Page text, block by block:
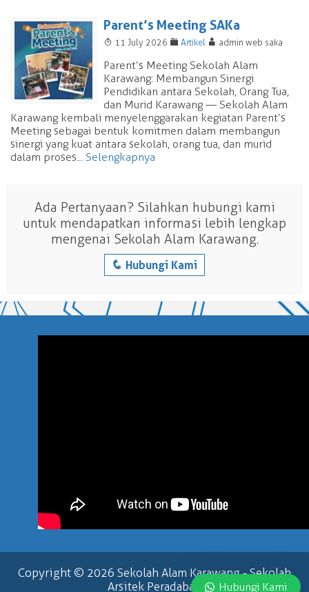
Parent’s Meeting SAKa
T 11 July 2026 F Artikel A admin web saka
Parent’s Meeting Sekolah Alam
Karawang: Membangun Sinergi
Pendidikan antara Sekolah, Orang Tua,
dan Murid Karawang — Sekolah Alam
Karawang kembali menyelenggarakan kegiatan Parent’s
Meeting sebagai bentuk komitmen dalam membangun
sinergi yang kuat antara sekolah, orang tua, dan murid
dalam proses... Selengkapnya
Ada Pertanyaan? Silahkan hubungi kami
untuk mendapatkan informasi lebih lengkap
mengenai Sekolah Alam Karawang.
q Hubungi Kami
Copyright © 2026 Sekolah Alam Karawang- Sekolah
Arsitek Peradaban
Hubungi Kami